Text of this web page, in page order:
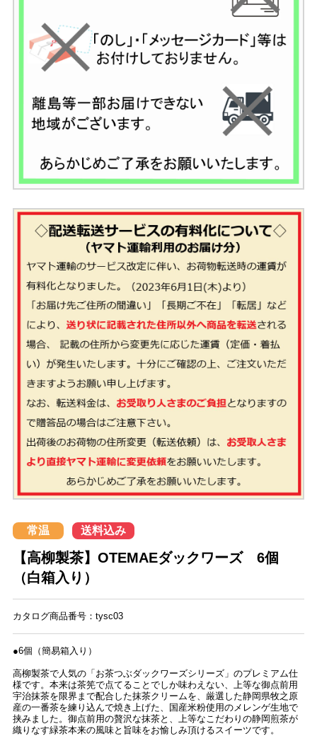
常温 送料込み
【高柳製茶】OTEMAEダックワーズ 6個
（白箱入り）
カタログ商品番号：tysc03
●6個（簡易箱入り）
高柳製茶で人気の「お茶つぶダックワーズシリーズ」のプレミアム仕
様です。本来は茶筅で点てることでしか味わえない、上等な御点前用
宇治抹茶を限界まで配合した抹茶クリームを、厳選した静岡県牧之原
産の一番茶を練り込んで焼き上げた、国産米粉使用のメレンゲ生地で
挟みました。御点前用の贅沢な抹茶と、上等なこだわりの静岡煎茶が
織りなす緑茶本来の風味と旨味をお愉しみ頂けるスイーツです。